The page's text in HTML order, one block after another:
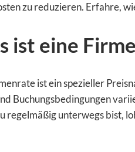
zu reduzieren. Erfahre,
ist eine
ist ein spezieller
Buchungsbedingungen
regelmäßig unterwegs bist,